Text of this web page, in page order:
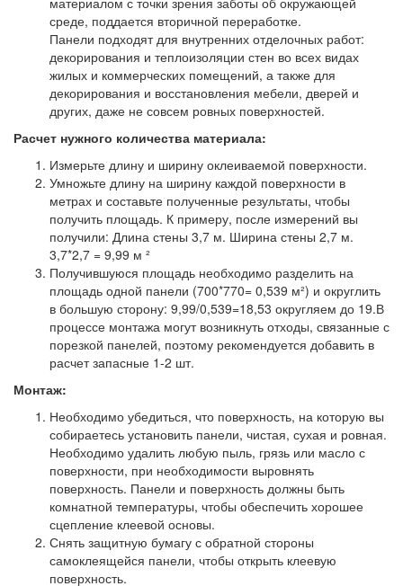
среде, поддается вторичной переработке.
Панели подходят для внутренних отделочных работ:
декорирования и теплоизоляции стен во всех видах
жилых и коммерческих помещений, а также для
декорирования и восстановления мебели, дверей и
других, даже не совсем ровных поверхностей.
Расчет нужного количества материала:
Измерьте длину и ширину оклеиваемой поверхности.
Умножьте длину на ширину каждой поверхности в
метрах и составьте полученные результаты, чтобы
получить площадь. К примеру, после измерений вы
получили: Длина стены 3,7 м. Ширина стены 2,7 м.
3,7*2,7 = 9,99 м ²
Получившуюся площадь необходимо разделить на
площадь одной панели (700*770= 0,539 м²) и округлить
в большую сторону: 9,99/0,539=18,53 округляем до 19.В
процессе монтажа могут возникнуть отходы, связанные с
порезкой панелей, поэтому рекомендуется добавить в
расчет запасные 1-2 шт.
Монтаж:
Необходимо убедиться, что поверхность, на которую вы
собираетесь установить панели, чистая, сухая и ровная.
Необходимо удалить любую пыль, грязь или масло с
поверхности, при необходимости выровнять
поверхность. Панели и поверхность должны быть
комнатной температуры, чтобы обеспечить хорошее
сцепление клеевой основы.
Снять защитную бумагу с обратной стороны
самоклеящейся панели, чтобы открыть клеевую
поверхность.